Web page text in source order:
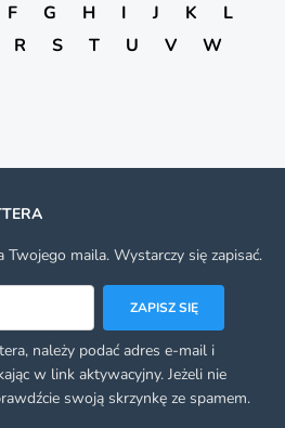
F G H I J K
L
R S T U V
W
maila. Wystarczy się zapisać.
ZAPISZ SIĘ
należy podać adres e-mail i
w link aktywacyjny. Jeżeli nie
swoją skrzynkę ze spamem.